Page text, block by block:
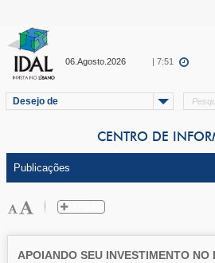
06.Agosto.2026 | 7:51
Desejo de
CENTRO DE
APOIANDO SEU INVESTIMENTO NO